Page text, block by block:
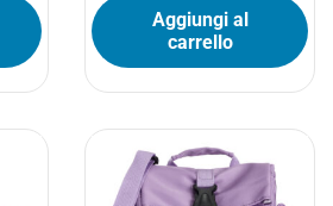
Aggiungi al
carrello